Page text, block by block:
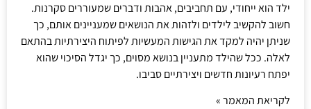
ילד הוא ייחודי, עם תחביבים, אהבות ודברים שמעוררים סקרנות.
חשוב להקשיב לילדים ולזהות את הנושאים שמעניינים אותם, כך
שניתן יהיה למקד את הגישות המעשיות לפיתוח היצירתיות בהתאם
לאלה. ככל שהילד מתעניין בנושא מסוים, כך יגדל הסיכוי שהוא
יפתח רעיונות חדשים ויצירתיים סביבו.
לקריאת המאמר »